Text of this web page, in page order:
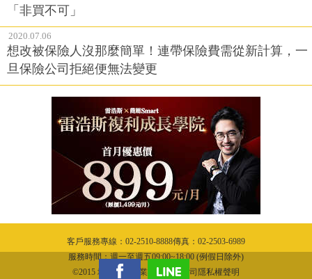
「非買不可」
2020.07.06
想改被保險人沒那麼簡單！連帶保險費需從新計算，一
旦保險公司拒絕便無法變更
客戶服務專線：02-2510-8888傳真：02-2503-6989
服務時間：週一至週五09:00~18:00 (例假日除外)
©2015 城邦文化事業股份有限公司隱私權聲明